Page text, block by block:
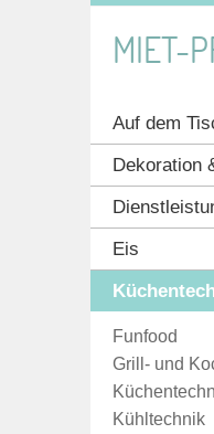
MIET-
Auf dem
Dekoration
Eis
Funfood
Grill- und
Kühltechnik